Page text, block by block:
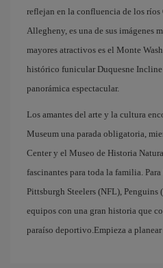
reflejan en la confluencia de los
Allegheny, es una de sus imágenes
mayores atractivos es el Monte
histórico funicular Duquesne
panorámica espectacular.
Los amantes del arte y la cultura
Museum una parada obligatoria,
Center y el Museo de Historia
fascinantes para toda la familia.
Pittsburgh Steelers (NFL),
equipos con una gran historia que
paraíso deportivo.Empieza a